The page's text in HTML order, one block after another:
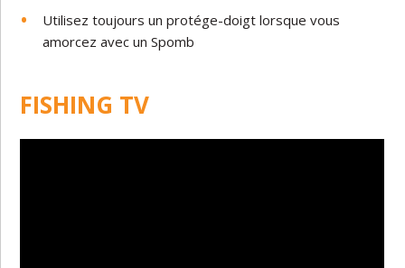
Utilisez toujours un protége-doigt lorsque vous
amorcez avec un Spomb
FISHING TV